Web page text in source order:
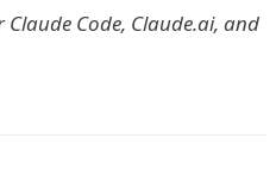
Code, Claude.ai, and